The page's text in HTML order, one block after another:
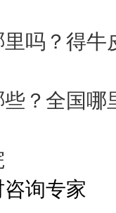
吗？得牛
？全国哪
询专家